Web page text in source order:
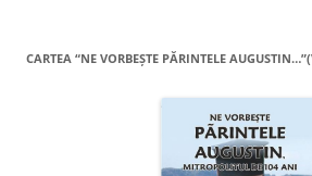
CARTEA “NE VORBEŞTE PĂRINTELE